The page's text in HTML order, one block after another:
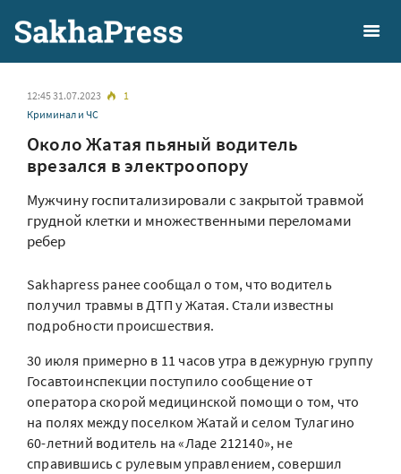
12:45 31.07.2023
1
Криминал и ЧС
Около Жатая пьяный водитель
врезался в электроопору
Мужчину госпитализировали с закрытой травмой
грудной клетки и множественными переломами
ребер
Sakhapress ранее сообщал о том, что водитель
получил травмы в ДТП у Жатая. Стали известны
подробности происшествия.
30 июля примерно в 11 часов утра в дежурную группу
Госавтоинспекции поступило сообщение от
оператора скорой медицинской помощи о том, что
на полях между поселком Жатай и селом Тулагино
60-летний водитель на «Ладе 212140», не
справившись с рулевым управлением, совершил